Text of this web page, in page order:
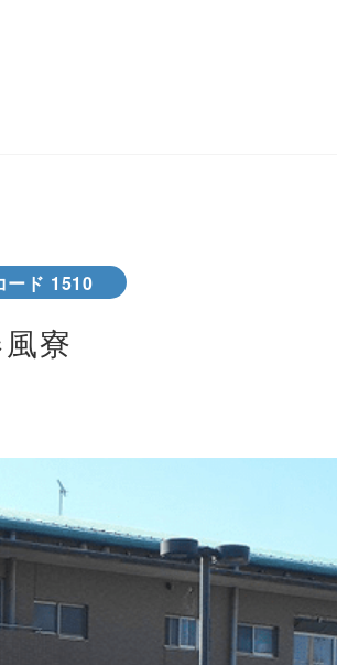
ード 1510
寮